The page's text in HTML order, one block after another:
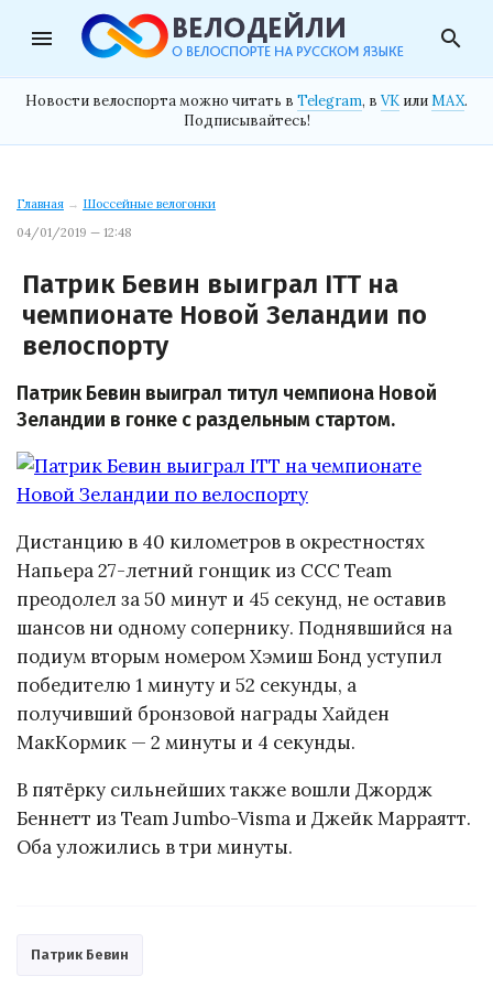
menu search
Новости велоспорта можно читать в Telegram, в VK илиMAX.
Подписывайтесь!
Главная → Шоссейные велогонки
04/01/2019 — 12:48
Патрик Бевин выиграл ITT на
чемпионате Новой Зеландии по
велоспорту
Патрик Бевин выиграл титул чемпиона Новой
Зеландии в гонке с раздельным стартом.
Дистанцию в 40 километров в окрестностях
Напьера 27-летний гонщик из CCC Team
преодолел за 50 минут и 45 секунд, не оставив
шансов ни одному сопернику. Поднявшийся на
подиум вторым номером Хэмиш Бонд уступил
победителю 1 минуту и 52 секунды, а
получивший бронзовой награды Хайден
МакКормик — 2 минуты и 4 секунды.
В пятёрку сильнейших также вошли Джордж
Беннетт из Team Jumbo-Visma и Джейк Марраятт.
Оба уложились в три минуты.
Патрик Бевин